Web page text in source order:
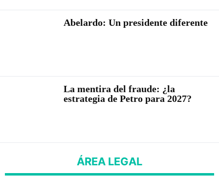
Abelardo: Un presidente diferente
La mentira del fraude: ¿la
estrategia de Petro para 2027?
ÁREA LEGAL